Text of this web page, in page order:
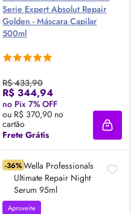
à sacola
Serie Expert Absolut Repair
Golden - Máscara Capilar
500ml
R$ 433,90
R$ 344,94
no Pix 7% OFF
ou R$ 370,90 no
cartão
Frete Grátis
-36%
Aproveite